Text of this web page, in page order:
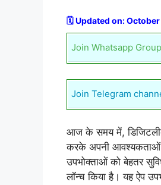
🗓️ Updated on:
Join Whatsapp Group
Join Telegram
आज के समय में,
करके अपनी आवश्यकताओं
उपभोक्ताओं को बेहतर
लॉन्च किया है। यह ऐप